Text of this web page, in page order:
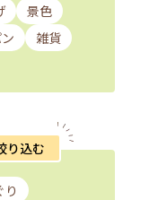
景色
雑貨
り込む
り